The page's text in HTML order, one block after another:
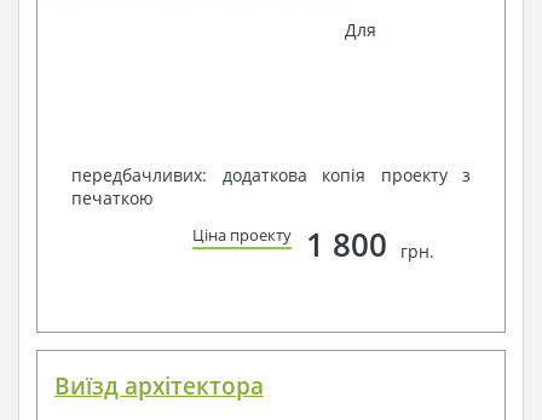
Для
передбачливих: додаткова копія проекту з
печаткою
Ціна проекту 1 800 грн.
Виїзд архітектора